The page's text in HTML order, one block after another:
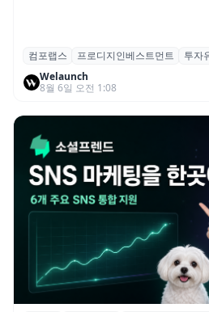
컴포랩스, 프로디지인베
드 투자 유치
컴포랩스 프로디지인베스트먼트 투자
Welaunch
8월 6일 오전 1:08